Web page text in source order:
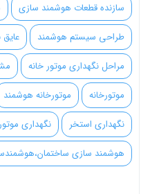
سازنده قطعات هوشمند سازی
طراحی سیستم هوشمند
مراحل نگهداری موتور خانه
موتورخانه
موتورخانه هوشمند
نگهداری استخر
نگهداری
هوشمند سازی